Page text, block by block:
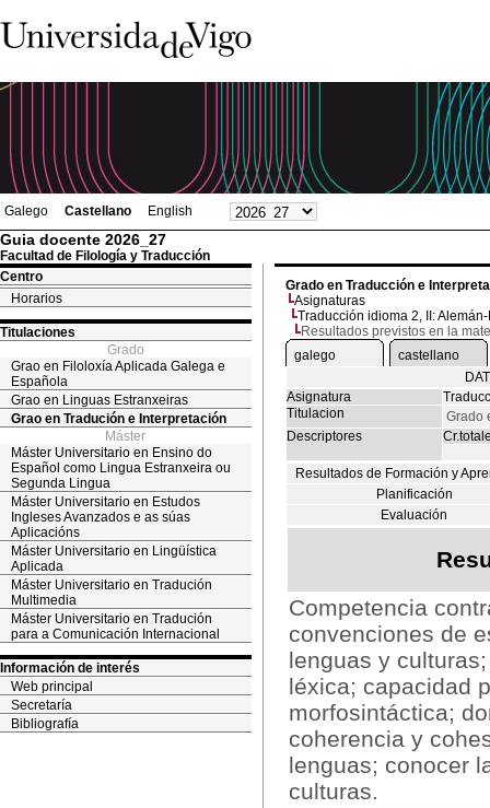
Galego Castellano English
Guia docente 2026_27
Facultad de Filología y Traducción
Centro
Horarios
Titulaciones
Grado
Grao en Filoloxía Aplicada Galega e
Española
Grao en Linguas Estranxeiras
Grao en Tradución e Interpretación
Máster
Máster Universitario en Ensino do
Español como Lingua Estranxeira ou
Segunda Lingua
Máster Universitario en Estudos
Ingleses Avanzados e as súas
Aplicacións
Máster Universitario en Lingüística
Aplicada
Máster Universitario en Tradución
Multimedia
Máster Universitario en Tradución
para a Comunicación Internacional
Información de interés
Web principal
Secretaría
Bibliografía
Grado en Traducción e
Asignaturas
Traducción idioma 2, II:
Resultados previstos en la
galego
castellano
Asignatura
Titulacion
Grado
Descriptores
Resultados de Formación y
Planificación
Evaluación
Competencia
convenciones de
lenguas y
léxica; capacidad
morfosintáctica;
coherencia y
lenguas; conocer
culturas.